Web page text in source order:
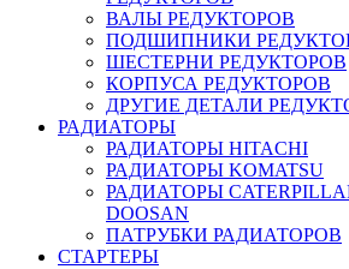
ВАЛЫ РЕДУКТОРОВ
ПОДШИПНИКИ
ШЕСТЕРНИ РЕДУКТОРОВ
КОРПУСА РЕДУКТОРОВ
ДРУГИЕ ДЕТАЛИ
РАДИАТОРЫ
РАДИАТОРЫ HITACHI
РАДИАТОРЫ KOMATSU
РАДИАТОРЫ
DOOSAN
ПАТРУБКИ РАДИАТОРОВ
СТАРТЕРЫ